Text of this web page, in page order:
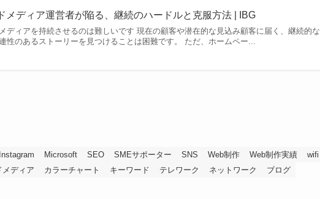
メディア運営者が陥る、継続のハードルと克服方法 | IBG
ディアを持続させるのは難しいです 現在の顧客や潜在的な見込み顧客に届く、継続的な
性のあるストーリーを見つけることは困難です。 ただ、ホームペー...
Instagram Microsoft SEO SMEサポーター SNS Web制作 Web制作実績
wifi
メディア カラーチャート キーワード テレワーク ネットワーク
ブログ